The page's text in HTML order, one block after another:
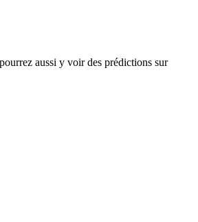
aussi y voir des prédictions sur